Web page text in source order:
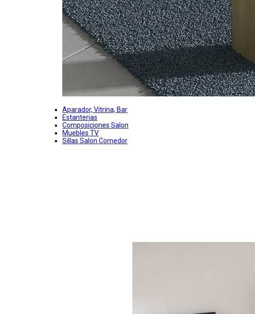
Aparador, Vitrina, Bar
Estanterias
Composiciones Salon
Muebles TV
Sillas Salon Comedor